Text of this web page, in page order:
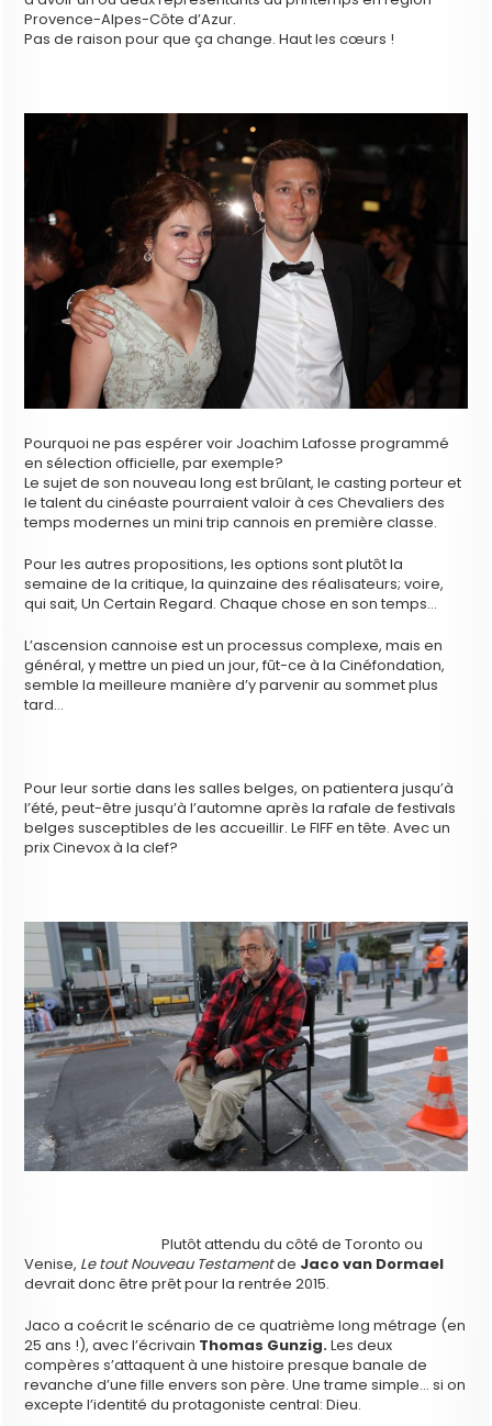
Provence-Alpes-Côte d’Azur.
Pas de raison pour que ça change. Haut les cœurs !
Pourquoi ne pas espérer voir Joachim Lafosse programmé
en sélection officielle, par exemple?
Le sujet de son nouveau long est brûlant, le casting porteur et
le talent du cinéaste pourraient valoir à ces Chevaliers des
temps modernes un mini trip cannois en première classe.
Pour les autres propositions, les options sont plutôt la
semaine de la critique, la quinzaine des réalisateurs; voire,
qui sait, Un Certain Regard. Chaque chose en son temps…
L’ascension cannoise est un processus complexe, mais en
général, y mettre un pied un jour, fût-ce à la Cinéfondation,
semble la meilleure manière d’y parvenir au sommet plus
tard…
Pour leur sortie dans les salles belges, on patientera jusqu’à
l’été, peut-être jusqu’à l’automne après la rafale de festivals
belges susceptibles de les accueillir. Le FIFF en tête. Avec un
prix Cinevox à la clef?
Plutôt attendu du côté de Toronto ou
Venise, Le tout Nouveau Testamentde Jaco van Dormael
devrait donc être prêt pour la rentrée 2015.
Jaco a coécrit le scénario de ce quatrième long métrage (en
25 ans !), avec l’écrivain Thomas Gunzig.Les deux
compères s’attaquent à une histoire presque banale de
revanche d’une fille envers son père. Une trame simple… si on
excepte l’identité du protagoniste central: Dieu.